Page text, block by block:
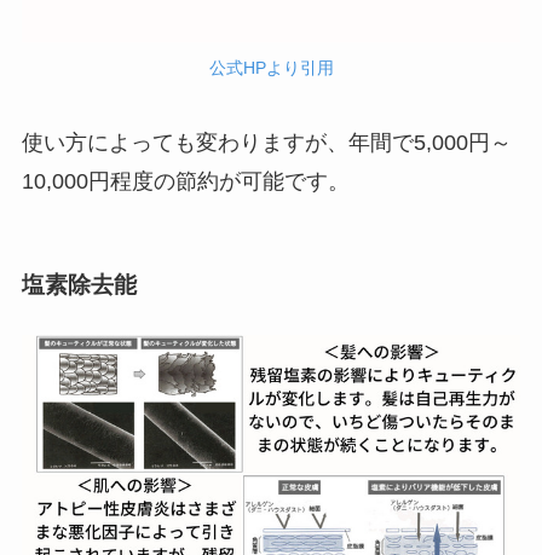
公式HPより引用
使い方によっても変わりますが、年間で5,000円～
10,000円程度の節約が可能です。
塩素除去能